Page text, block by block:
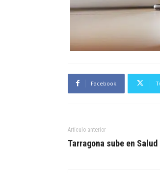
Facebook
Artículo anterior
Tarragona sube en